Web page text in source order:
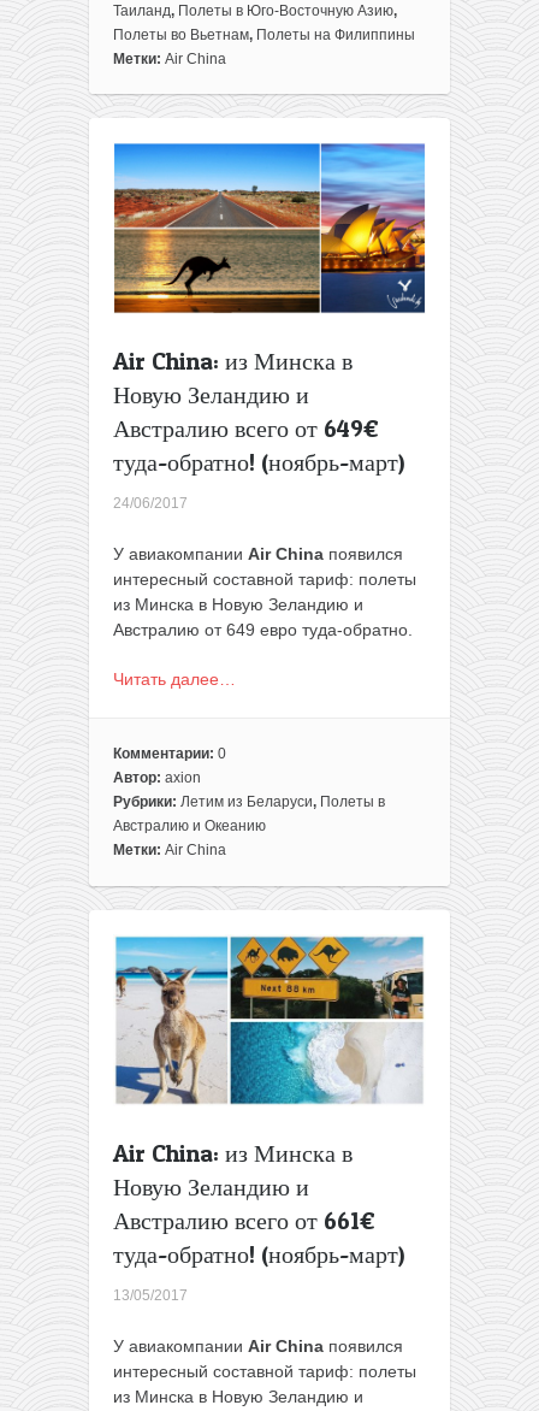
Таиланд, Полеты в Юго-Восточную Азию,
Полеты во Вьетнам, Полеты на Филиппины
Метки: Air China
Air China: из Минска в
Новую Зеландию и
Австралию всего от 649€
туда-обратно! (ноябрь-март)
24/06/2017
У авиакомпании Air China появился
интересный составной тариф: полеты
из Минска в Новую Зеландию и
Австралию от 649 евро туда-обратно.
Читать далее…
Комментарии: 0
Автор: axion
Рубрики: Летим из Беларуси, Полеты в
Австралию и Океанию
Метки: Air China
Air China: из Минска в
Новую Зеландию и
Австралию всего от 661€
туда-обратно! (ноябрь-март)
13/05/2017
У авиакомпании Air China появился
интересный составной тариф: полеты
из Минска в Новую Зеландию и